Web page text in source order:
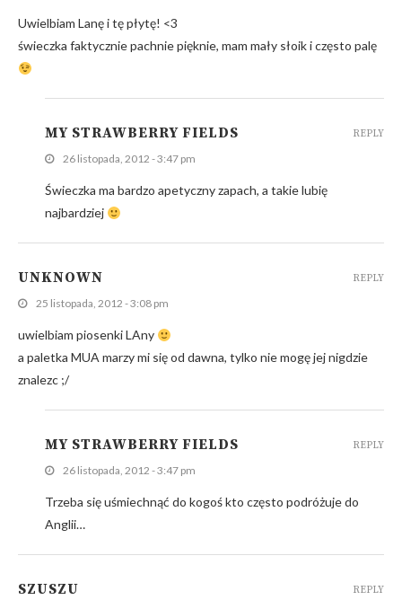
Uwielbiam Lanę i tę płytę! <3
świeczka faktycznie pachnie pięknie, mam mały słoik i często palę
MY STRAWBERRY FIELDS
26 listopada, 2012 - 3:47 pm
Świeczka ma bardzo apetyczny zapach, a takie lubię
najbardziej
REPLY
UNKNOWN
25 listopada, 2012 - 3:08 pm
uwielbiam piosenki LAny
a paletka MUA marzy mi się od dawna, tylko nie mogę jej nigdzie
znalezc ;/
REPLY
MY STRAWBERRY FIELDS
26 listopada, 2012 - 3:47 pm
Trzeba się uśmiechnąć do kogoś kto często podróżuje do
Anglii…
REPLY
SZUSZU REPLY